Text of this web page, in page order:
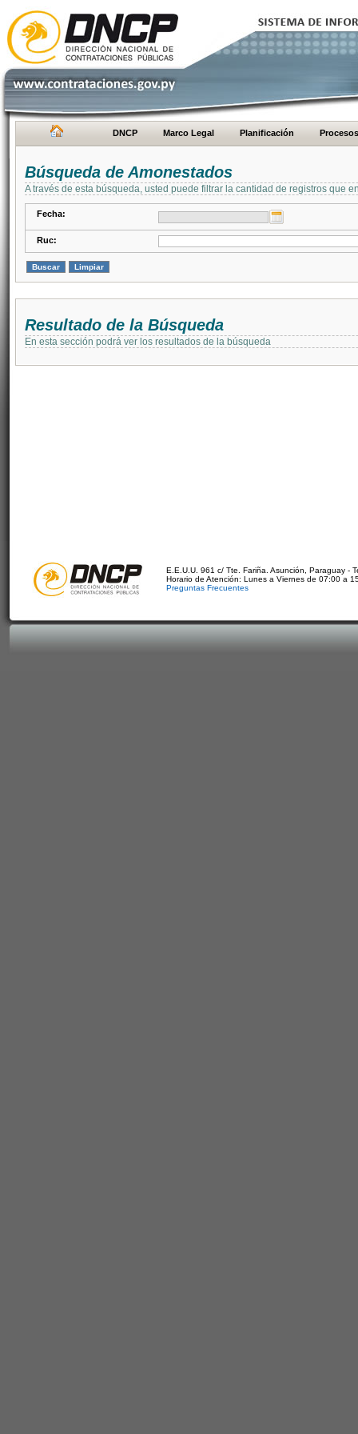
DNCP Marco Legal Planificación Procesos
Búsqueda de Amonestados
A través de esta búsqueda, usted puede filtrar la cantidad de registros que
Fecha:
Ruc:
Resultado de la Búsqueda
En esta sección podrá ver los resultados de la búsqueda
E.E.U.U. 961 c/ Tte. Fariña. Asunción, Paraguay -
Horario de Atención: Lunes a Viernes de 07:00 a
Preguntas Frecuentes